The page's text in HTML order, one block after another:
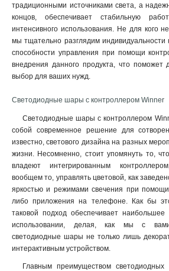
традиционными источниками света, а
концов, обеспечивает стабильную
интенсивного использования. Не для кого
мы тщательно разглядим индивидуальности
способности управления при помощи
внедрения данного продукта, что поможет
выбор для ваших нужд.
Светодиодные шары с контроллером Winner
Светодиодные шары с контроллером
собой современное решение для
известно, светового дизайна на разных
жизни. Несомненно, стоит упомянуть то,
владеют интегрированным
вообщем то, управлять цветовой, как
яркостью и режимами свечения при помощи
либо приложения на телефоне. Как бы
таковой подход обеспечивает наибольшее
использовании, делая, как мы с вами
светодиодные шары не только лишь
интерактивным устройством.
Главным преимуществом